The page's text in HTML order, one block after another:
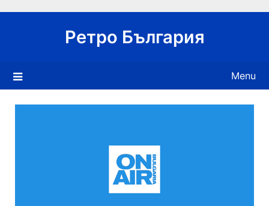
Ретро България
Menu